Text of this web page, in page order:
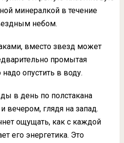
минералкой в течение
небом.
вместо звезд может
промытая
опустить в воду.
в день по полстакана
вечером, глядя на запад.
ощущать, как с каждой
его энергетика. Это